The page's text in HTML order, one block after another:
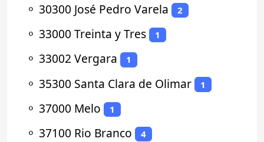
⚬ 30300 José Pedro Varela 2
⚬ 33000 Treinta y Tres 1
⚬ 33002 Vergara 1
⚬ 35300 Santa Clara de Olimar 1
⚬ 37000 Melo 1
⚬ 37100 Rio Branco 4